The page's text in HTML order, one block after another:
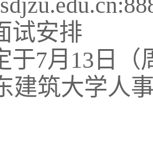
试安排
于7月13日
建筑大学人